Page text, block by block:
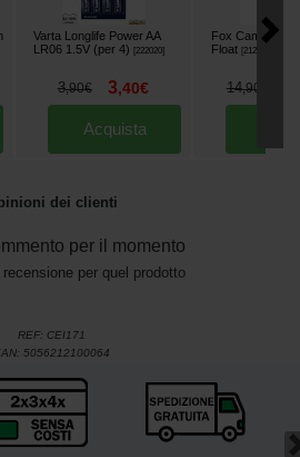
Varta Longlife Power AA
LR06 1.5V (per 4)
[222020]
3,90€ 3,40€
Acquista
Fox Camolite
Float [212560
14,90
dei clienti
per il momento
per quel prodotto
REF: CEI171
5056212100064